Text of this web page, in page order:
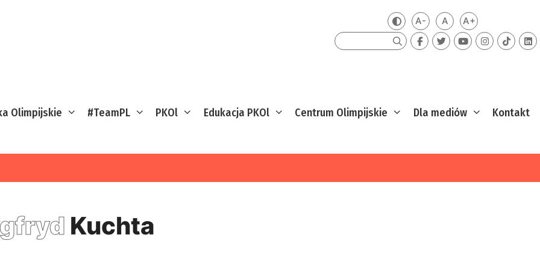
Zmień kontrast
A-Mniejsza czcionka
ADomyślna czcionka
A+Większa
Szukaj
Olimpijskie #TeamPL PKOl Edukacja PKOl Centrum Olimpijskie Dla mediów Kontakt
Kuchta